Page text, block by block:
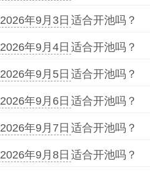
2026年9月3日 适合开池吗？
2026年9月4日 适合开池吗？
2026年9月5日 适合开池吗？
2026年9月6日 适合开池吗？
2026年9月7日 适合开池吗？
2026年9月8日 适合开池吗？